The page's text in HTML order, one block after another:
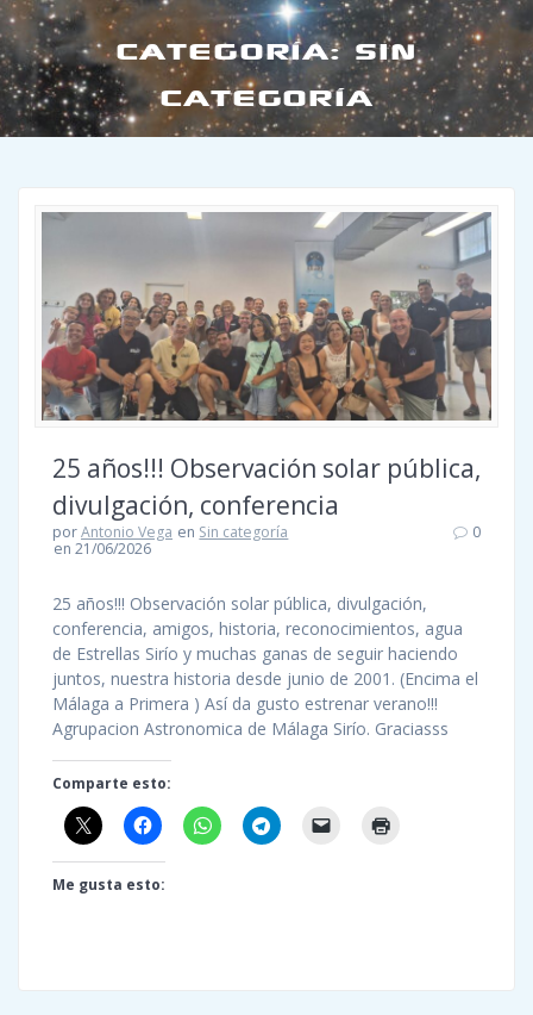
CATEGORÍA:SIN
CATEGORÍA
25 años!!! Observación solar pública,
divulgación, conferencia
porAntonio Vega en Sin categoría
en 21/06/2026
0
25 años!!! Observación solar pública, divulgación,
conferencia, amigos, historia, reconocimientos, agua
de Estrellas Sirío y muchas ganas de seguir haciendo
juntos, nuestra historia desde junio de 2001. (Encima el
Málaga a Primera ) Así da gusto estrenar verano!!!
Agrupacion Astronomica de Málaga Sirío. Graciasss
Comparte esto:
Me gusta esto: